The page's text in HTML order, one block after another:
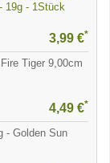
19g - 1Stück
3,99 €*
Tiger 9,00cm
4,49 €*
- Golden Sun